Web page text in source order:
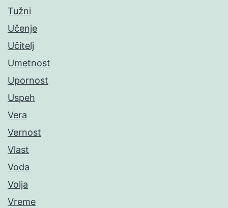
Tužni
Učenje
Učitelj
Umetnost
Upornost
Uspeh
Vera
Vernost
Vlast
Voda
Volja
Vreme